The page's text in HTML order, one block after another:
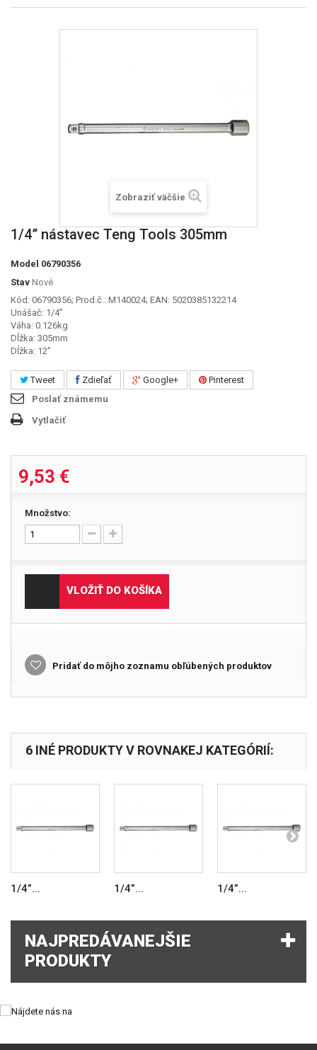
Zobraziť väčšie
1/4” nástavec Teng Tools 305mm
Model 06790356
Stav Nové
Kód: 06790356; Prod.č.: M140024; EAN: 5020385132214
Unášač: 1/4”
Váha: 0.126kg
Dĺžka: 305mm
Dĺžka: 12”
Tweet Zdieľať Google+
Pinterest
Poslať známemu
Vytlačiť
9,53 €
Množstvo:
VLOŽIŤ DO KOŠÍKA
Pridať do môjho zoznamu obľúbených produktov
6 INÉ PRODUKTY V ROVNAKEJ KATEGÓRIÍ:
1/4”... 1/4”... 1/4”...
NAJPREDÁVANEJŠIE
PRODUKTY